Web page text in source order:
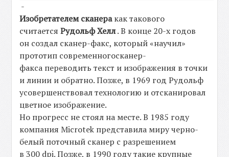
-
Изобретателем сканеракак такового
считаетсяРудольф Хелл. В конце 20-х годов
он создал сканер-факс, который «научил»
прототип современногосканер-
факса переводить текст и изображения в точки
и линии и обратно. Позже, в 1969 год Рудольф
усовершенствовал технологию и отсканировал
цветное изображение.
Но прогресс не стоял на месте. В 1985 году
компания Microtek представила миру черно-
белый поточный сканер с разрешением
в 300 dpi. Позже, в 1990 году такие крупные